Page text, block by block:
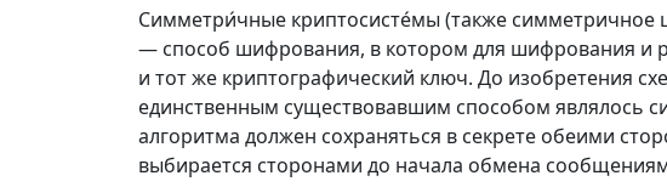
Симметри́чные криптосисте́мы (также
— способ шифрования, в котором для шифрования и
и тот же криптографический ключ. До изобретения
единственным существовавшим способом являлось
алгоритма должен сохраняться в секрете обеими
выбирается сторонами до начала обмена